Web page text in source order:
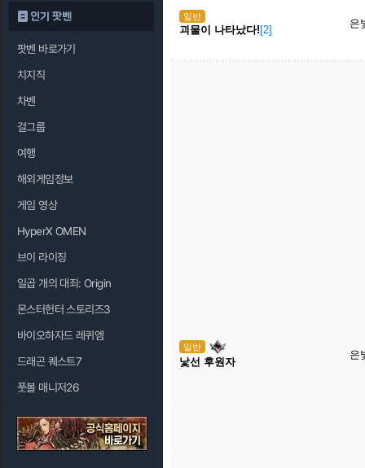
인기 팟벤
팟벤 바로가기
치지직
차벤
걸그룹
여행
해외게임정보
게임 영상
HyperX OMEN
브이 라이징
일곱 개의 대죄: Origin
몬스터헌터 스토리즈3
바이오하자드 레퀴엠
드래곤 퀘스트7
풋볼 매니저26
일반
괴물이 나타났다! [2]
은
일반
낯선 후원자
은